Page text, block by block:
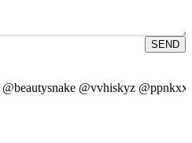
SEND
@beautysnake @vvhiskyz @ppnkxx